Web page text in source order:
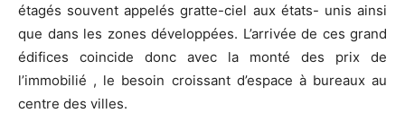
étagés souvent appelés gratte-ciel aux états- unis ainsi
que dans les zones développées. L’arrivée de ces grand
édifices coincide donc avec la monté des prix de
l’immobilié , le besoin croissant d’espace à bureaux au
centre des villes.